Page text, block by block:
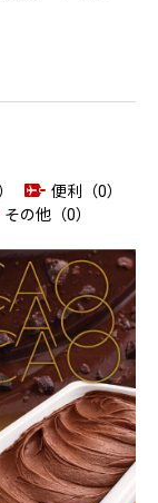
便利（0）
その他（0）